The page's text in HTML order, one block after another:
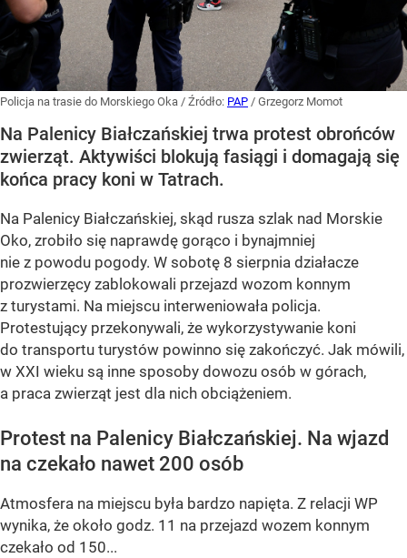
Policja na trasie do Morskiego Oka / Źródło: PAP / Grzegorz Momot
Na Palenicy Białczańskiej trwa protest obrońców
zwierząt. Aktywiści blokują fasiągi i domagają się
końca pracy koni w Tatrach.
Na Palenicy Białczańskiej, skąd rusza szlak nad Morskie
Oko, zrobiło się naprawdę gorąco i bynajmniej
nie z powodu pogody. W sobotę 8 sierpnia działacze
prozwierzęcy zablokowali przejazd wozom konnym
z turystami. Na miejscu interweniowała policja.
Protestujący przekonywali, że wykorzystywanie koni
do transportu turystów powinno się zakończyć. Jak mówili,
w XXI wieku są inne sposoby dowozu osób w górach,
a praca zwierząt jest dla nich obciążeniem.
Protest na Palenicy Białczańskiej. Na wjazd
na czekało nawet 200 osób
Atmosfera na miejscu była bardzo napięta. Z relacji WP
wynika, że około godz. 11 na przejazd wozem konnym
czekało od 150...